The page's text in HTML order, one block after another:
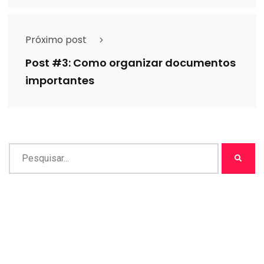
Próximo post
Post #3: Como organizar documentos
importantes